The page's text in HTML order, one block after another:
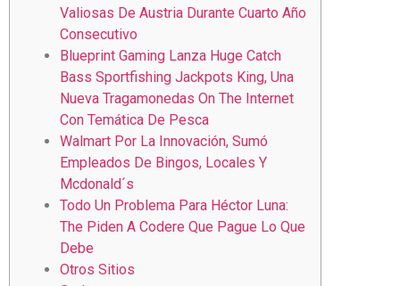
Valiosas De Austria Durante Cuarto Año
Consecutivo
Blueprint Gaming Lanza Huge Catch
Bass Sportfishing Jackpots King, Una
Nueva Tragamonedas On The Internet
Con Temática De Pesca
Walmart Por La Innovación, Sumó
Empleados De Bingos, Locales Y
Mcdonald´s
Todo Un Problema Para Héctor Luna:
The Piden A Codere Que Pague Lo Que
Debe
Otros Sitios